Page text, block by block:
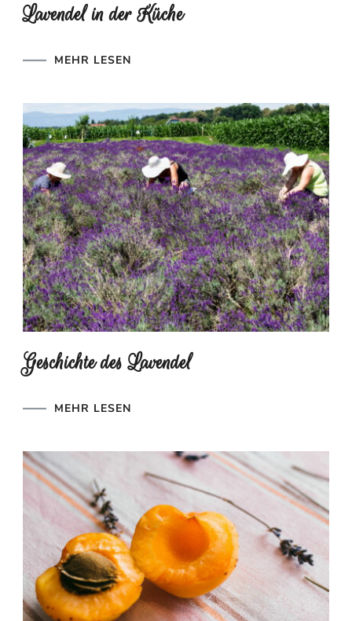
Lavendel in der Küche
MEHR LESEN
Geschichte des Lavendel
MEHR LESEN